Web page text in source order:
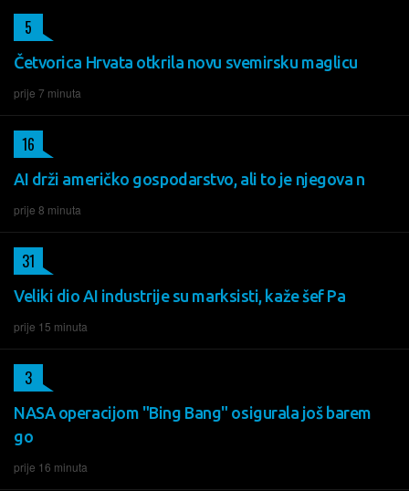
Četvorica Hrvata otkrila novu svemirsku maglicu
prije 7 minuta
5
AI drži američko gospodarstvo, ali to je njegova n
prije 8 minuta
16
Veliki dio AI industrije su marksisti, kaže šef Pa
prije 15 minuta
31
NASA operacijom "Bing Bang" osigurala još barem
go
prije 16 minuta
3